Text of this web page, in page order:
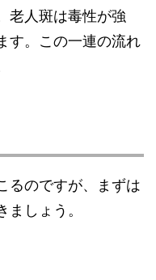
老人斑は毒性が強
す。この一連の流れ
るのですが、まずは
しょう。